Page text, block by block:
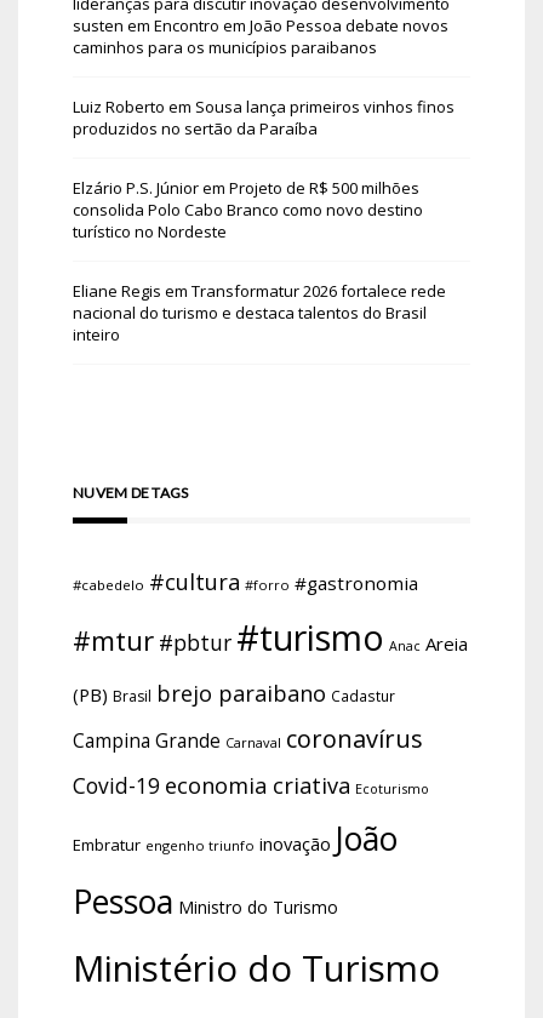
susten em Encontro em João Pessoa debate novos
caminhos para os municípios paraibanos
Luiz Roberto em Sousa lança primeiros vinhos finos
produzidos no sertão da Paraíba
Elzário P.S. Júniorem Projeto de R$ 500 milhões
consolida Polo Cabo Branco como novo destino
turístico no Nordeste
Eliane Regis em Transformatur 2026 fortalece rede
nacional do turismo e destaca talentos do Brasil
inteiro
NUVEM DE TAGS
#cabedelo #cultura #forro #gastronomia
#mtur #pbtur #turismo Anac Areia
(PB) Brasil brejo paraibano Cadastur
Campina Grande Carnaval coronavírus
Covid-19 economia criativa Ecoturismo
Embratur engenho triunfo inovação João
Pessoa Ministro do Turismo
Ministério do Turismo